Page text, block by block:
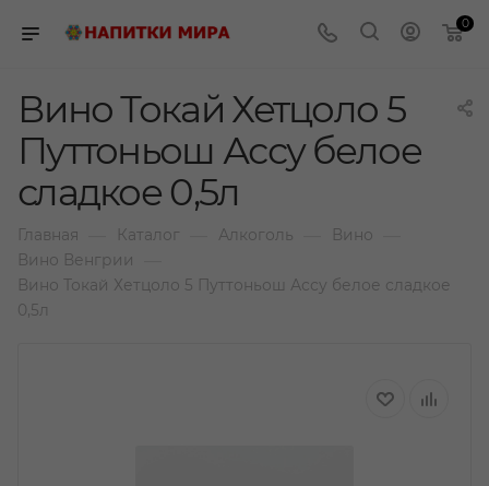
0
Вино Токай Хетцоло 5
Путтоньош Ассу белое
сладкое 0,5л
Главная Каталог Алкоголь Вино
Вино Венгрии
Вино Токай Хетцоло 5 Путтоньош Ассу белое сладкое
0,5л